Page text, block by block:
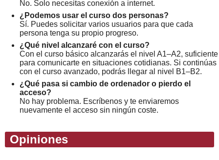
No. Solo necesitas conexión a internet.
¿Podemos usar el curso dos personas?
Sí. Puedes solicitar varios usuarios para que cada
persona tenga su propio progreso.
¿Qué nivel alcanzaré con el curso?
Con el curso básico alcanzarás el nivel A1–A2, suficiente
para comunicarte en situaciones cotidianas. Si continúas
con el curso avanzado, podrás llegar al nivel B1–B2.
¿Qué pasa si cambio de ordenador o pierdo el
acceso?
No hay problema. Escríbenos y te enviaremos
nuevamente el acceso sin ningún coste.
Opiniones